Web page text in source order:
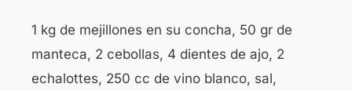
1 kg de mejillones en su concha, 50 gr de
manteca, 2 cebollas, 4 dientes de ajo, 2
echalottes, 250 cc de vino blanco, sal,